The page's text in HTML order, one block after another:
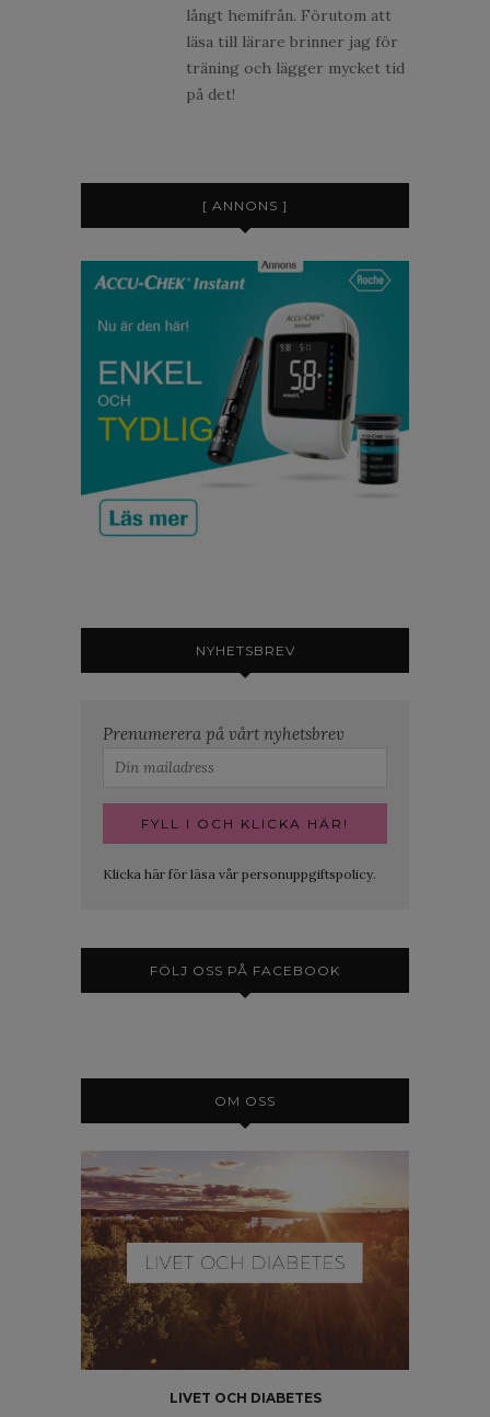
långt hemifrån. Förutom att
läsa till lärare brinner jag för
träning och lägger mycket tid
på det!
[ ANNONS ]
NYHETSBREV
Prenumerera på vårt nyhetsbrev
Klicka här för läsa vår personuppgiftspolicy.
FÖLJ OSS PÅ FACEBOOK
OM OSS
LIVET OCH DIABETES